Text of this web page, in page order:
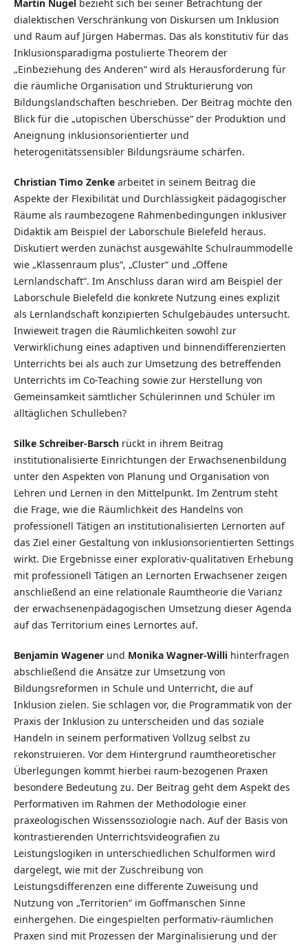
Martin Nugel bezieht sich bei seiner Betrachtung der
dialektischen Verschränkung von Diskursen um Inklusion
und Raum auf Jürgen Habermas. Das als konstitutiv für das
Inklusionsparadigma postulierte Theorem der
„Einbeziehung des Anderen“ wird als Herausforderung für
die räumliche Organisation und Strukturierung von
Bildungslandschaften beschrieben. Der Beitrag möchte den
Blick für die „utopischen Überschüsse“ der Produktion und
Aneignung inklusionsorientierter und
heterogenitätssensibler Bildungsräume schärfen.
Christian Timo Zenke arbeitet in seinem Beitrag die
Aspekte der Flexibilität und Durchlässigkeit pädagogischer
Räume als raumbezogene Rahmenbedingungen inklusiver
Didaktik am Beispiel der Laborschule Bielefeld heraus.
Diskutiert werden zunächst ausgewählte Schulraummodelle
wie „Klassenraum plus“, „Cluster“ und „Offene
Lernlandschaft“. Im Anschluss daran wird am Beispiel der
Laborschule Bielefeld die konkrete Nutzung eines explizit
als Lernlandschaft konzipierten Schulgebäudes untersucht.
Inwieweit tragen die Räumlichkeiten sowohl zur
Verwirklichung eines adaptiven und binnendifferenzierten
Unterrichts bei als auch zur Umsetzung des betreffenden
Unterrichts im Co-Teaching sowie zur Herstellung von
Gemeinsamkeit sämtlicher Schülerinnen und Schüler im
alltäglichen Schulleben?
Silke Schreiber-Barsch rückt in ihrem Beitrag
institutionalisierte Einrichtungen der Erwachsenenbildung
unter den Aspekten von Planung und Organisation von
Lehren und Lernen in den Mittelpunkt. Im Zentrum steht
die Frage, wie die Räumlichkeit des Handelns von
professionell Tätigen an institutionalisierten Lernorten auf
das Ziel einer Gestaltung von inklusionsorientierten Settings
wirkt. Die Ergebnisse einer explorativ-qualitativen Erhebung
mit professionell Tätigen an Lernorten Erwachsener zeigen
anschließend an eine relationale Raumtheorie die Varianz
der erwachsenenpädagogischen Umsetzung dieser Agenda
auf das Territorium eines Lernortes auf.
Benjamin Wagenerund Monika Wagner-Willihinterfragen
abschließend die Ansätze zur Umsetzung von
Bildungsreformen in Schule und Unterricht, die auf
Inklusion zielen. Sie schlagen vor, die Programmatik von der
Praxis der Inklusion zu unterscheiden und das soziale
Handeln in seinem performativen Vollzug selbst zu
rekonstruieren. Vor dem Hintergrund raumtheoretischer
Überlegungen kommt hierbei raum-bezogenen Praxen
besondere Bedeutung zu. Der Beitrag geht dem Aspekt des
Performativen im Rahmen der Methodologie einer
praxeologischen Wissenssoziologie nach. Auf der Basis von
kontrastierenden Unterrichtsvideografien zu
Leistungslogiken in unterschiedlichen Schulformen wird
dargelegt, wie mit der Zuschreibung von
Leistungsdifferenzen eine differente Zuweisung und
Nutzung von „Territorien“ im Goffmanschen Sinne
einhergehen. Die eingespielten performativ-räumlichen
Praxen sind mit Prozessen der Marginalisierung und der